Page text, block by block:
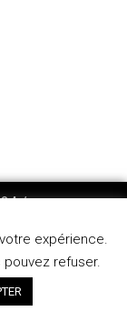
/
expérience.
refuser.